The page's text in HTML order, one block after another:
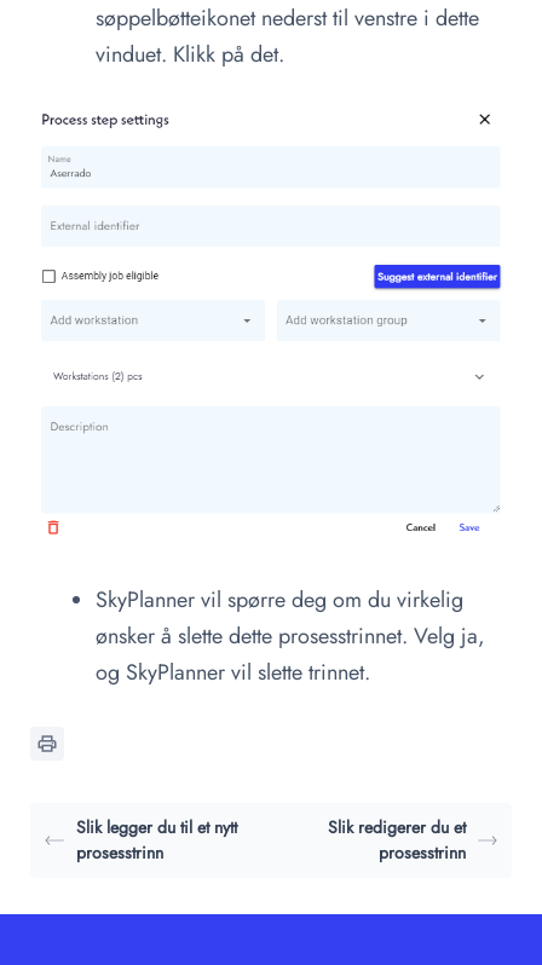
søppelbøtteikonetnederst til venstre i dette
vinduet. Klikk på det.
SkyPlanner vil spørre deg om du virkelig
ønsker å slette dette prosesstrinnet. Velg ja,
og SkyPlanner vil slette trinnet.
Slik legger du til et nytt
prosesstrinn
Slik redigerer du et
prosesstrinn